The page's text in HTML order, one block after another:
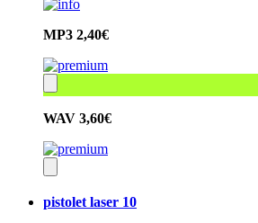
MP3 2,40€
WAV 3,60€
pistolet laser 10